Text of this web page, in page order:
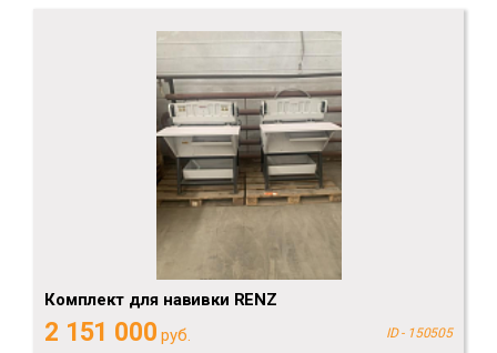
Комплект для навивки RENZ
2 151 000 руб. ID - 150505